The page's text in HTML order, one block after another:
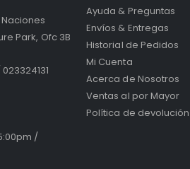
Naciones
Park, Ofc 3B
/
Ayuda & Preguntas
Envíos & Entregas
Historial de Pedidos
Mi Cuenta
Acerca de Nosotros
Ventas al por Mayor
Política de